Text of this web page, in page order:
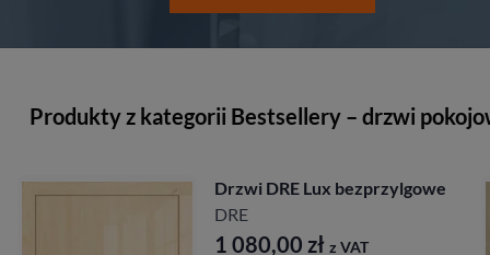
Produkty z kategorii Bestsellery – drzwi
Drzwi DRE Lux bezprzylgowe
DRE
1 080,00 zł z VAT